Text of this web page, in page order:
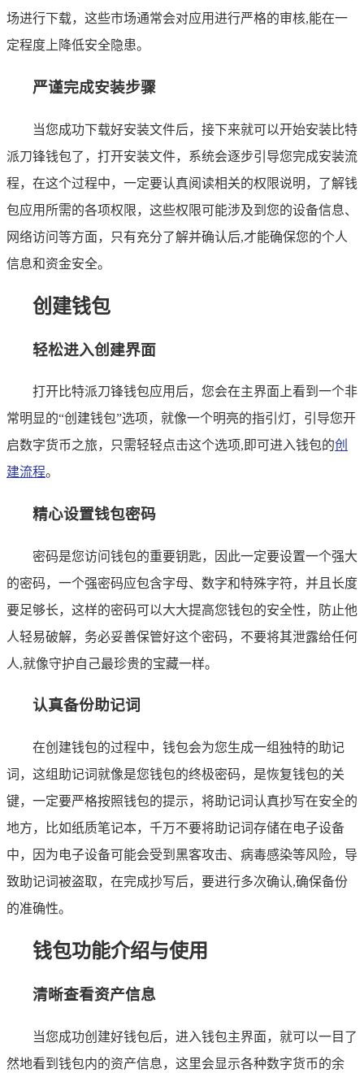
场进行下载，这些市场通常会对应用进行严格的审核,能在一
定程度上降低安全隐患。
严谨完成安装步骤
当您成功下载好安装文件后，接下来就可以开始安装比特
派刀锋钱包了，打开安装文件，系统会逐步引导您完成安装流
程，在这个过程中，一定要认真阅读相关的权限说明，了解钱
包应用所需的各项权限，这些权限可能涉及到您的设备信息、
网络访问等方面，只有充分了解并确认后,才能确保您的个人
信息和资金安全。
创建钱包
轻松进入创建界面
打开比特派刀锋钱包应用后，您会在主界面上看到一个非
常明显的“创建钱包”选项，就像一个明亮的指引灯，引导您开
启数字货币之旅，只需轻轻点击这个选项,即可进入钱包的创
建流程。
精心设置钱包密码
密码是您访问钱包的重要钥匙，因此一定要设置一个强大
的密码，一个强密码应包含字母、数字和特殊字符，并且长度
要足够长，这样的密码可以大大提高您钱包的安全性，防止他
人轻易破解，务必妥善保管好这个密码，不要将其泄露给任何
人,就像守护自己最珍贵的宝藏一样。
认真备份助记词
在创建钱包的过程中，钱包会为您生成一组独特的助记
词，这组助记词就像是您钱包的终极密码，是恢复钱包的关
键，一定要严格按照钱包的提示，将助记词认真抄写在安全的
地方，比如纸质笔记本，千万不要将助记词存储在电子设备
中，因为电子设备可能会受到黑客攻击、病毒感染等风险，导
致助记词被盗取，在完成抄写后，要进行多次确认,确保备份
的准确性。
钱包功能介绍与使用
清晰查看资产信息
当您成功创建好钱包后，进入钱包主界面，就可以一目了
然地看到钱包内的资产信息，这里会显示各种数字货币的余